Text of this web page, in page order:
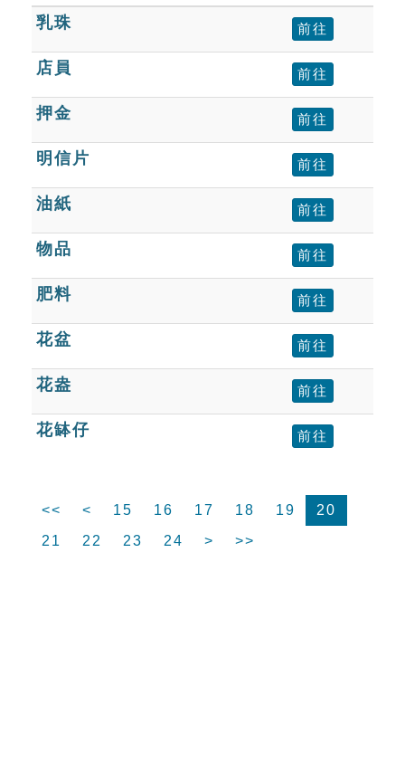
生命大百科索引
遊戲專區
教學應用
貓頭鷹博士
乳珠 前往
店員 前往
押金 前往
明信片 前往
油紙 前往
物品 前往
肥料 前往
花盆 前往
花盎 前往
花缽仔 前往
<< < 15 16 17 18 19
20
21
22 23 24 > >>